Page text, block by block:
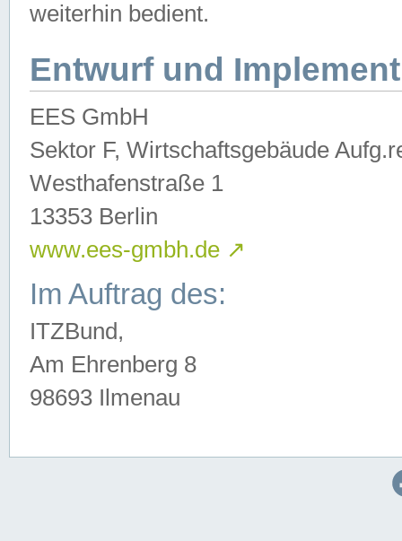
weiterhin bedient.
Entwurf und
EES GmbH
Sektor F, Wirtschaftsgebäude
Westhafenstraße 1
13353 Berlin
www.ees-gmbh.de ↗
Im Auftrag des:
ITZBund,
Am Ehrenberg 8
98693 Ilmenau